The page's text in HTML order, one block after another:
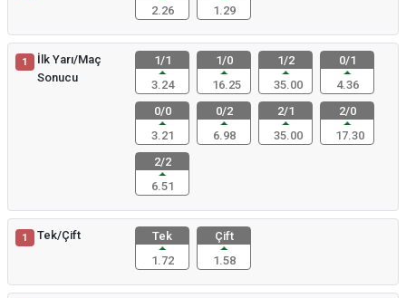
2.26
1.29
1
İlk Yarı/Maç
Sonucu
1/1
3.24
1/0
16.25
1/2
35.00
0/1
4.36
0/0
3.21
0/2
6.98
2/1
35.00
2/0
17.30
2/2
6.51
1 Tek/Çift
Tek
1.72
Çift
1.58